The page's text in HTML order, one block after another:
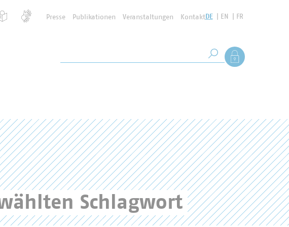
Presse Publikationen Veranstaltungen KontaktDE EN FR
Suche starten
Als Mitglied
Schlagwort